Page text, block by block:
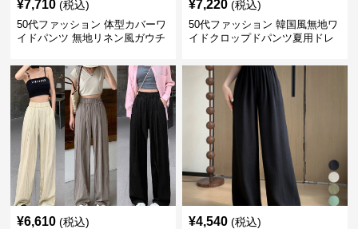
¥7,710 (税込)
50代ファッション 体型カバーワ
イドパンツ 無地リネン風ガウチ
¥7,220 (税込)
50代ファッション 韓国風無地ワ
イドクロップドパンツ夏用ドレ
¥6,610 (税込) ¥4,540 (税込)